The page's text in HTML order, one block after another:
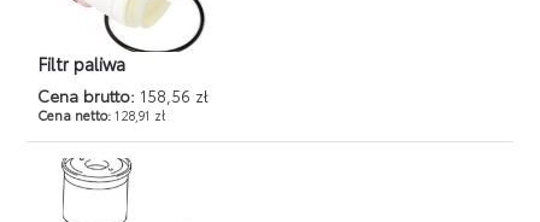
Filtr paliwa
Cena brutto: 158,56 zł
Cena netto:128,91 zł